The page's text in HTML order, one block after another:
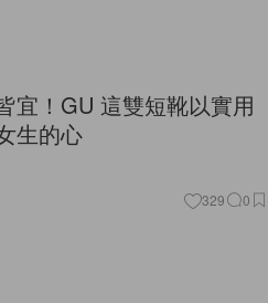
宜！GU 這雙短靴以實用
生的心
329 0